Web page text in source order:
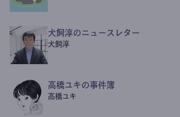
犬飼淳のニュースレター
犬飼淳
高橋ユキの事件簿
高橋ユキ